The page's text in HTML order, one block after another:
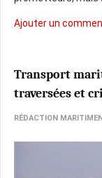
Ajouter un
Transport
traversées et
RÉDACTION